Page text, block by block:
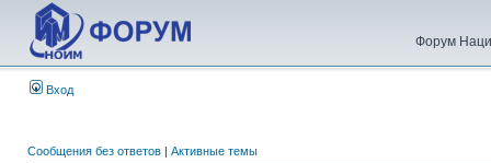
Форум
Вход
Сообщения без ответов | Активные темы